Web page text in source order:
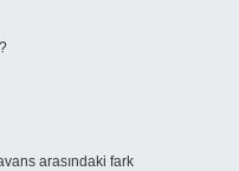
arasındaki fark